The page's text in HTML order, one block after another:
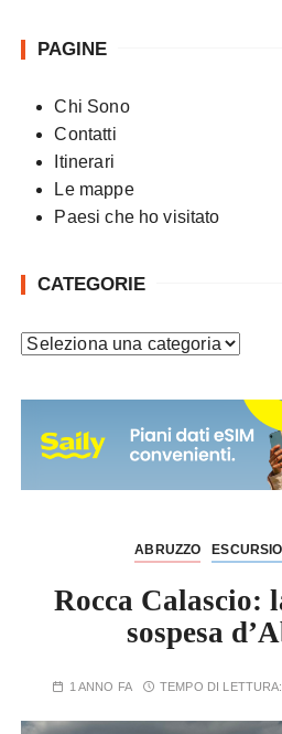
PAGINE
Chi Sono
Contatti
Itinerari
Le mappe
Paesi che ho visitato
CATEGORIE
C
t
ABRUZZO
Rocca Calascio:
sospesa
1 ANNO FA TEMPO DI LETTURA: